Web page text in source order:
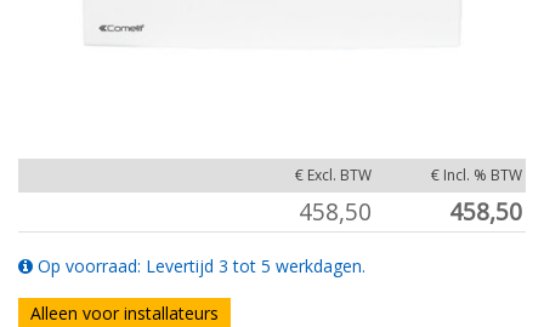
€ Excl. BTW € Incl. % BTW
458,50 458,50
Op voorraad: Levertijd 3 tot 5 werkdagen.
Alleen voor installateurs